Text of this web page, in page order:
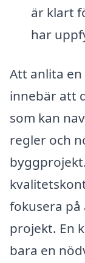
är klart
har
Att anlita
innebär att
som kan
regler och
fokusera
projekt. En
bara en